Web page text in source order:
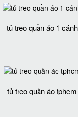
tủ treo quần áo 1 cánh
tủ treo quần áo tphcm